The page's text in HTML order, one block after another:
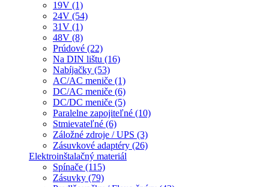
19V (1)
24V (54)
31V (1)
48V (8)
Prúdové (22)
Na DIN lištu (16)
Nabíjačky (53)
AC/AC meniče (1)
DC/AC meniče (6)
DC/DC meniče (5)
Paralelne zapojiteľné (10)
Stmievateľné (6)
Záložné zdroje / UPS (3)
Zásuvkové adaptéry (26)
Elektroinštalačný materiál
Spínače (115)
Zásuvky (79)